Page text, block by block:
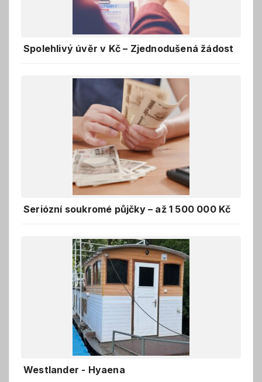
Spolehlivý úvěr v Kč – Zjednodušená žádost
Seriózní soukromé půjčky – až 1 500 000 Kč
Westlander - Hyaena